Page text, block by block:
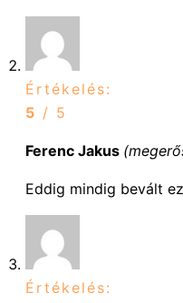
Értékelés:
5 / 5
Ferenc Jakus
Eddig mindig bevált
Értékelés: